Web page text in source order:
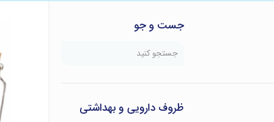
جست و جو
ظروف دارویی و بهداشتی